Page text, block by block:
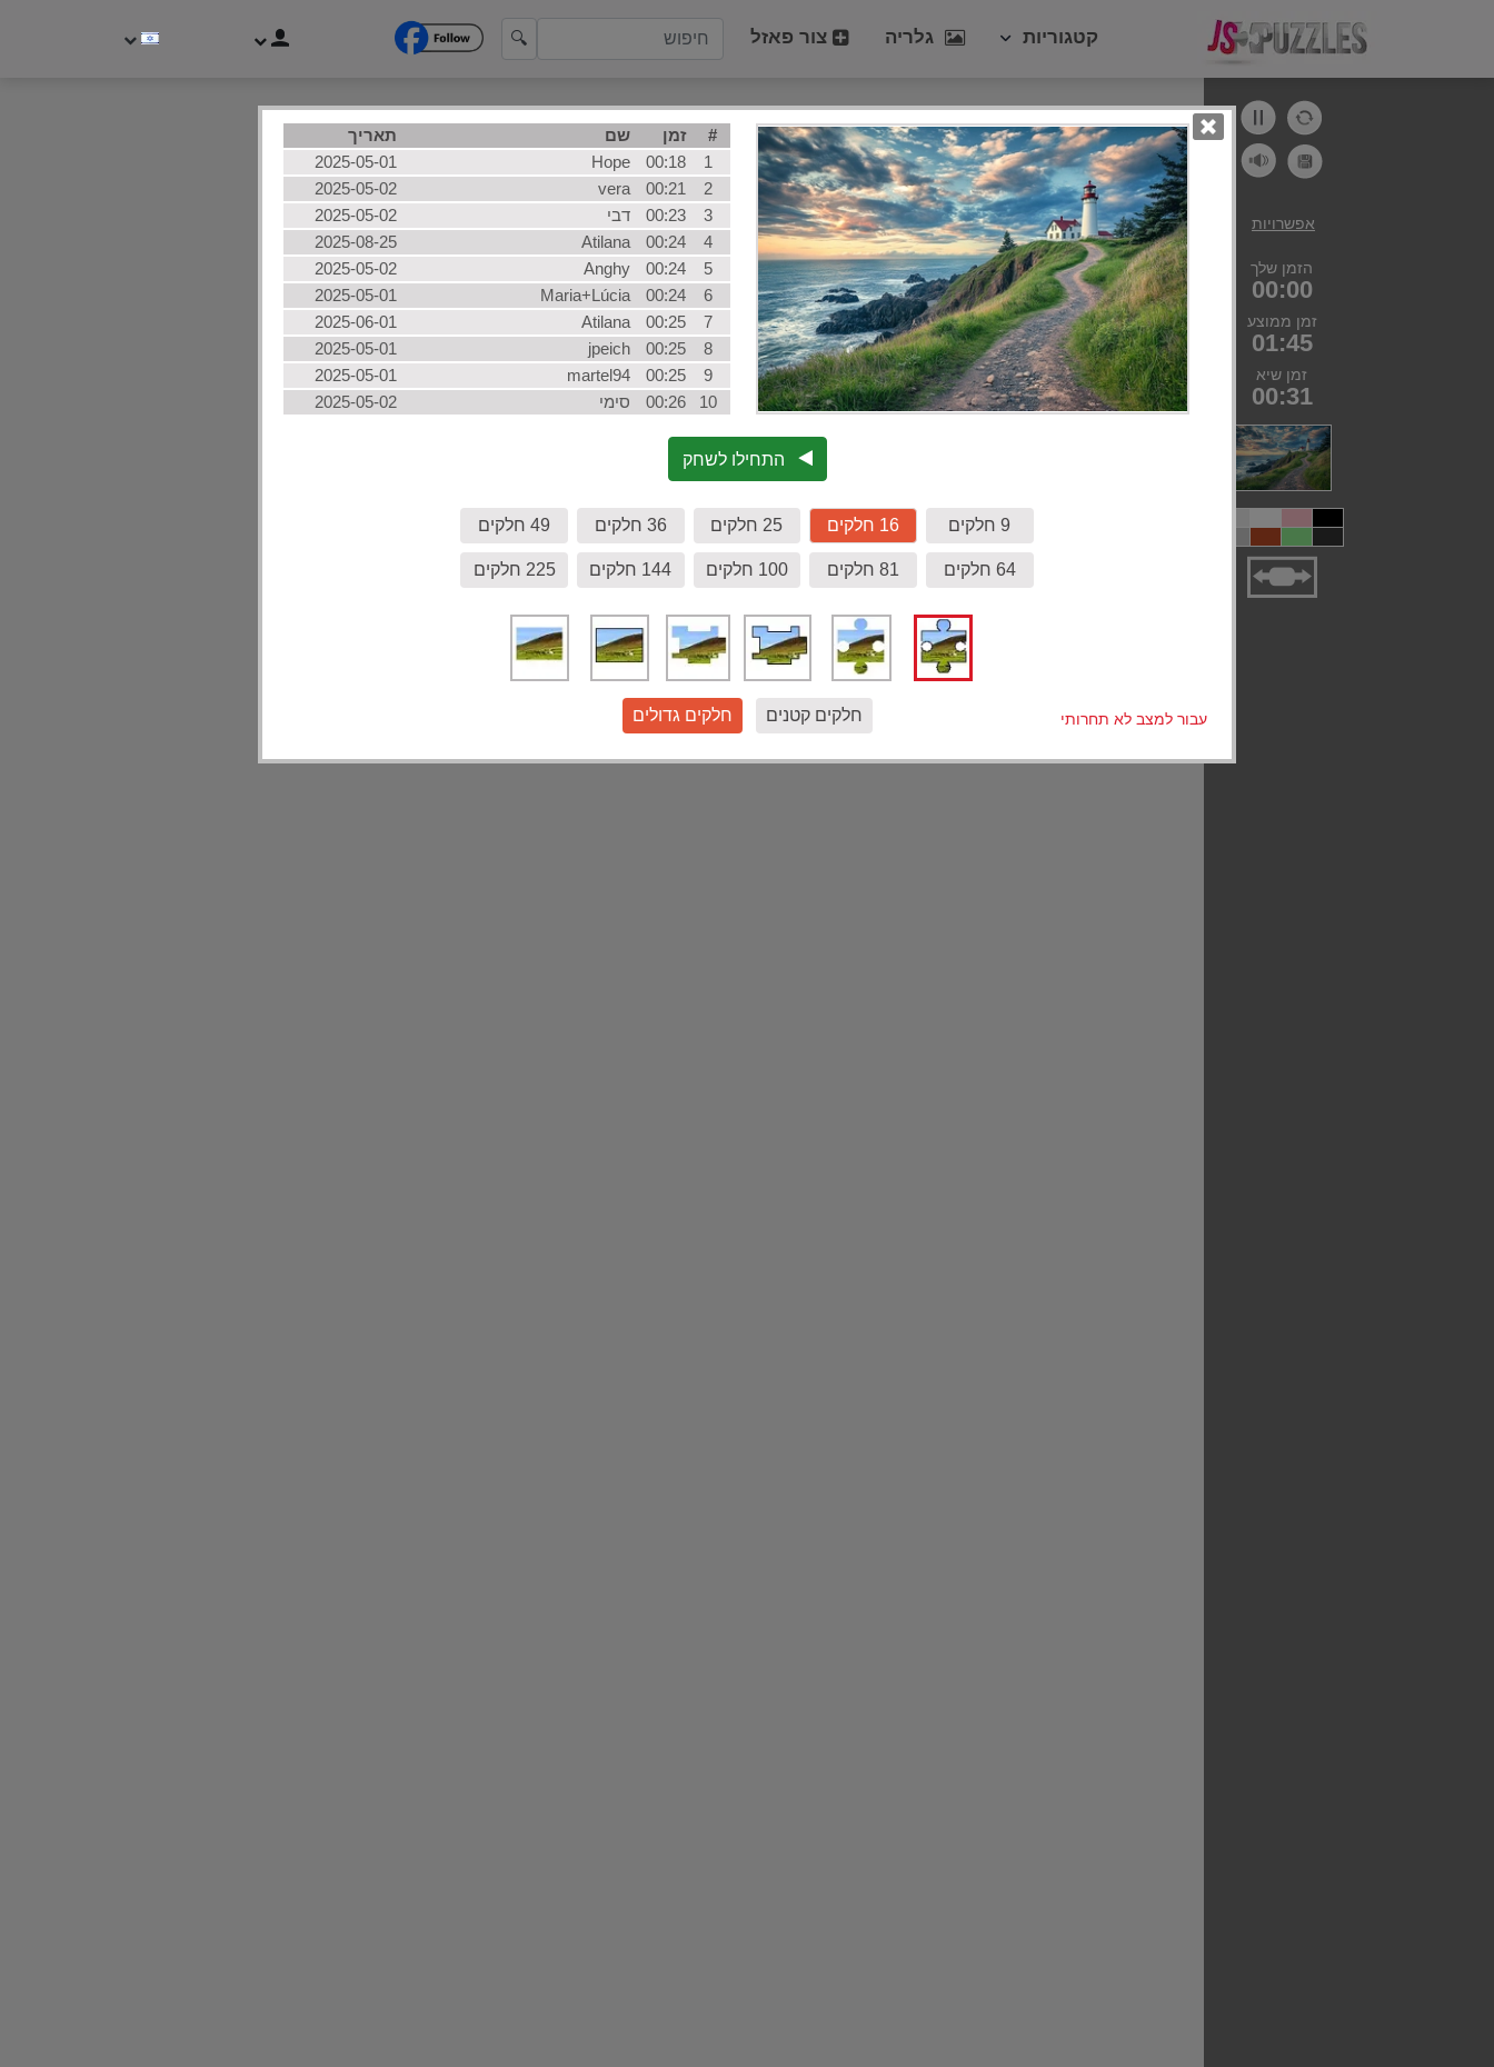
קטגוריות
קטגוריות פופולריות
פאזל יומי
חיות
מזון
נוף
עוגה
ילדים
אומנות
חורף
כלב
צמח
ארכיטקטורה
בינה מלאכותית
חתול
החוף
אלבומי משתמשים
כל הקטגוריות
גלריה צור פאזל 🔍
אפשרויות
הזמן שלך
00:00
זמן ממוצע
01:45
זמן שיא
00:31
# זמן שם
תאריך
1
00:18
Hope
2025-05-01
2
00:21
vera
2025-05-02
3
00:23 דבי
2025-05-02
4
00:24
Atilana
2025-08-25
5
00:24
Anghy
2025-05-02
6
00:24
Maria+Lúcia
2025-05-01
7
00:25
Atilana
2025-06-01
8
00:25
jpeich
2025-05-01
9
00:25
martel94
2025-05-01
10
00:26 סימי 2025-05-02
התחילו לשחק
9 חלקים 16 חלקים 25 חלקים 36 חלקים 49 חלקים
64 חלקים 81 חלקים 100 חלקים 144 חלקים 225 חלקים
עבור למצב לא תחרותי